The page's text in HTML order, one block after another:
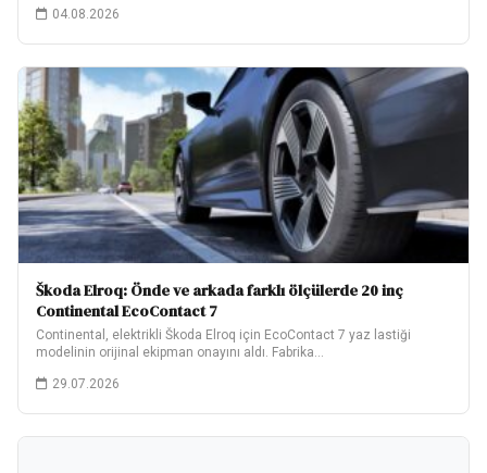
04.08.2026
Škoda Elroq: Önde ve arkada farklı ölçülerde 20 inç
Continental EcoContact 7
Continental, elektrikli Škoda Elroq için EcoContact 7 yaz lastiği
modelinin orijinal ekipman onayını aldı. Fabrika…
29.07.2026